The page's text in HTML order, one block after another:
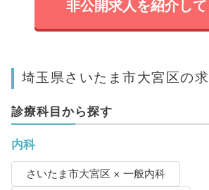
非公開求人を紹介して
埼玉県さいたま市大宮区の
診療科目から探す
内科
さいたま市大宮区 × 一般内科